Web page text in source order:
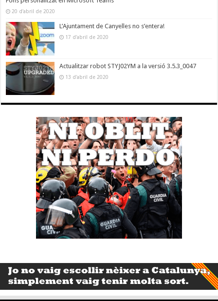
20 d'abril de 2020
L’Ajuntament de Canyelles no s’entera!
17 d'abril de 2020
Actualitzar robot STYJ02YM a la versió 3.5.3_0047
13 d'abril de 2020